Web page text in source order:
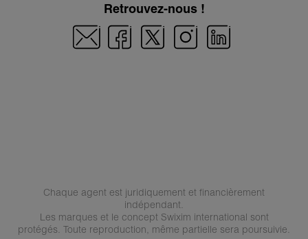
Retrouvez-nous !
Chaque agent est juridiquement et financièrement
indépendant.
Les marques et le concept Swixim international sont
protégés. Toute reproduction, même partielle sera poursuivie.